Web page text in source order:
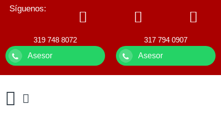
Síguenos:
319 748 8072
Asesor
317 794 0907
Asesor